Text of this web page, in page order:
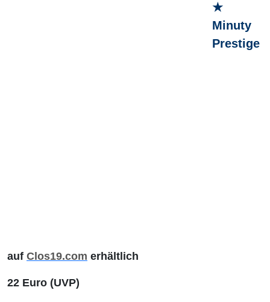
★
Minuty
Prestige
auf Clos19.com erhältlich
22 Euro (UVP)